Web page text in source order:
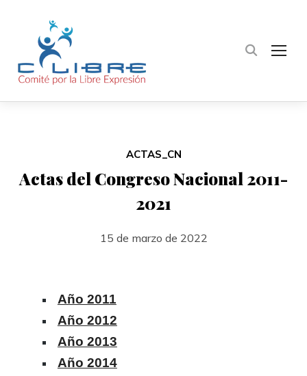
ACTAS_CN
Actas del Congreso Nacional 2011-
2021
15 de marzo de 2022
Año 2011
Año 2012
Año 2013
Año 2014